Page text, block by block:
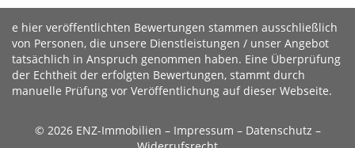
e hier veröffentlichten Bewertungen stammen ausschließlich
von Personen, die unsere Dienstleistungen / unser Angebot
tatsächlich in Anspruch genommen haben. Eine Überprüfung
der Echtheit der erfolgten Bewertungen, stammt durch
manuelle Prüfung vor Veröffentlichung auf dieser Webseite.
© 2026 ENZ-Immobilien – Impressum – Datenschutz –